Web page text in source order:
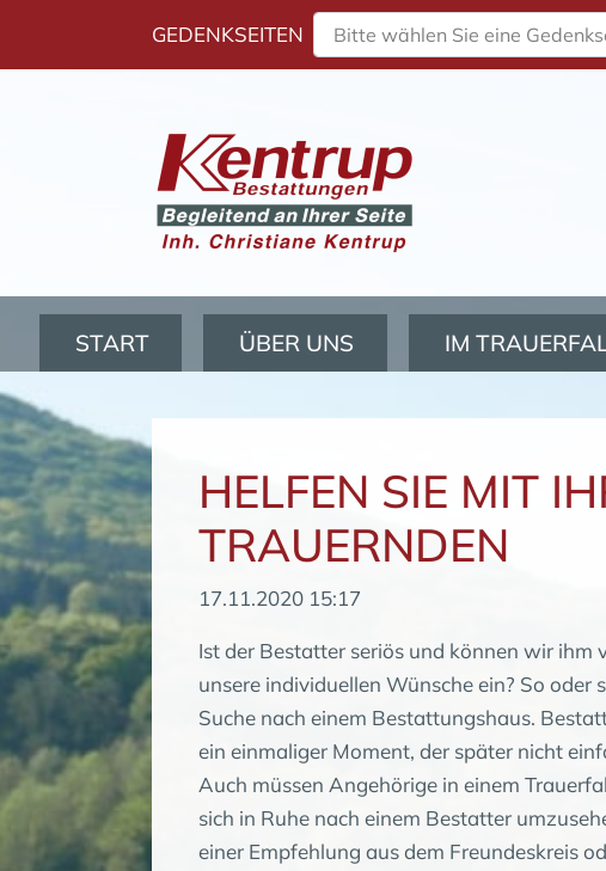
GEDENKSEITEN Bitte wählen Sie eine
Navigation überspringen
START ÜBER UNS IM
HELFEN SIE MIT
TRAUERNDEN
17.11.2020 15:17
Ist der Bestatter seriös und können wir ihm
unsere individuellen Wünsche ein? So
Suche nach einem Bestattungshaus.
ein einmaliger Moment, der später nicht
Auch müssen Angehörige in einem
sich in Ruhe nach einem Bestatter
einer Empfehlung aus dem Freundeskreis